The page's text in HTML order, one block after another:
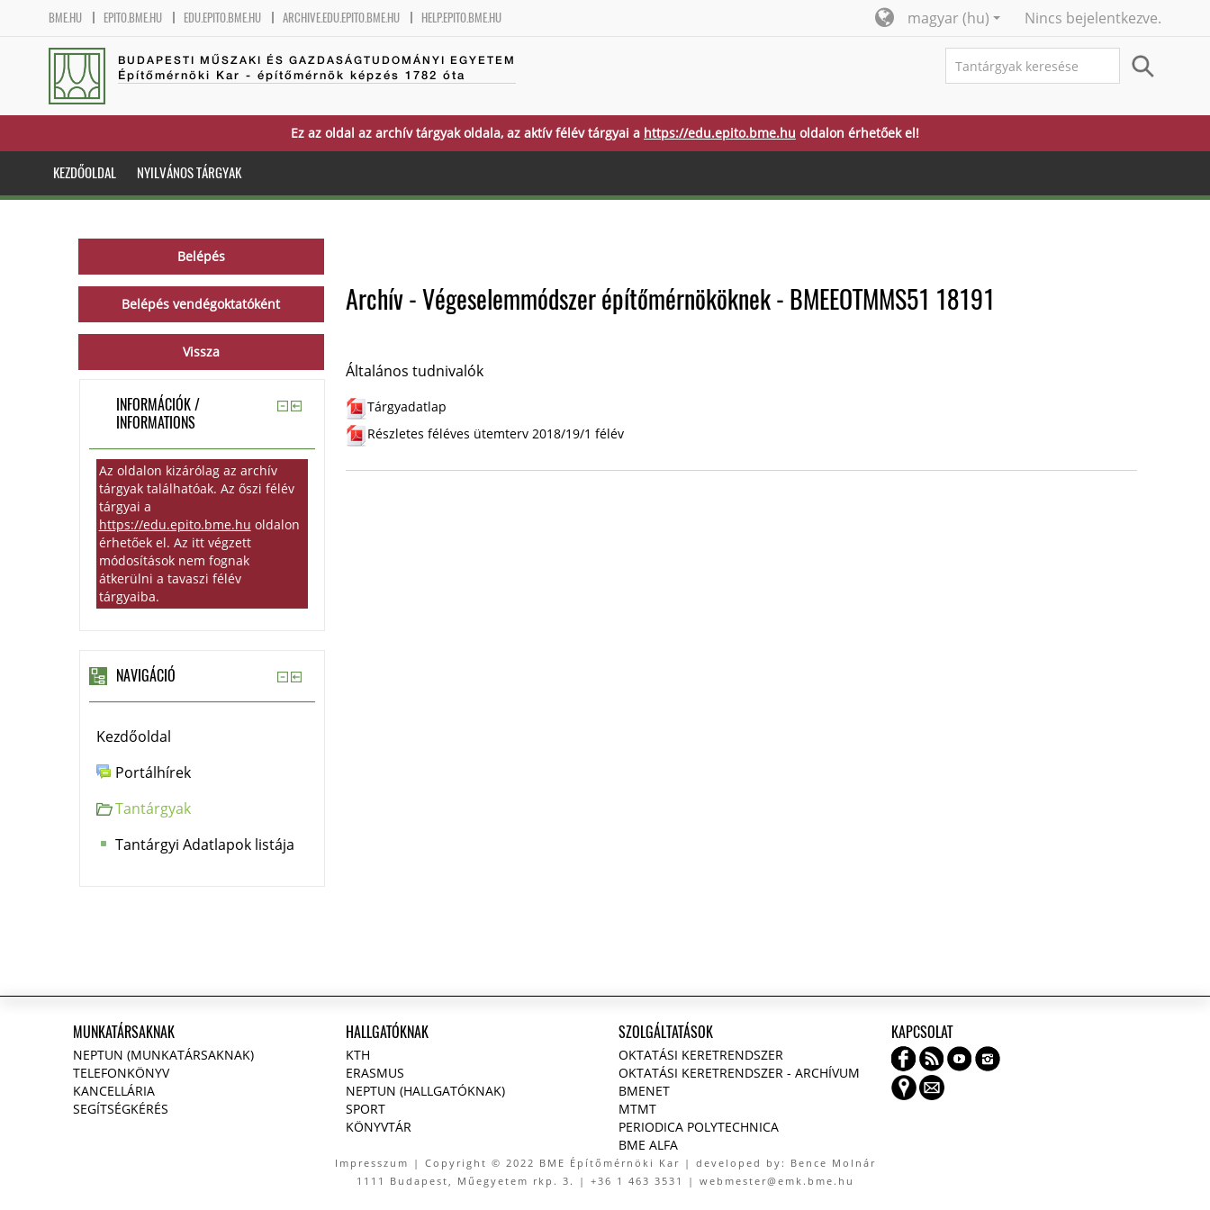
BME.HU EPITO.BME.HU EDU.EPITO.BME.HU ARCHIVE.EDU.EPITO.BME.HU HELP.EPITO.BME.HU Nincs bejelentkezve.
magyar ‎(hu)‎
BUDAPESTI MŰSZAKI ÉS GAZDASÁGTUDOMÁNYI EGYETEM
Építőmérnöki Kar - építőmérnök képzés 1782 óta
Ez az oldal az archív tárgyak oldala, az aktív félév tárgyai a https://edu.epito.bme.hu oldalon érhetőek el!
KEZDŐOLDAL NYILVÁNOS TÁRGYAK
INFORMÁCIÓK /
INFORMATIONS
Az oldalon kizárólag az archív
tárgyak találhatóak. Az őszi félév
tárgyai a
https://edu.epito.bme.hu oldalon
érhetőek el. Az itt végzett
módosítások nem fognak
átkerülni a tavaszi félév
tárgyaiba.
NAVIGÁCIÓ
Kezdőoldal
Portálhírek
Tantárgyak
Tantárgyi Adatlapok listája
Archív - Végeselemmódszer építőmérnököknek - BMEEOTMMS51 18191
Általános tudnivalók
Tárgyadatlap
Részletes féléves ütemterv 2018/19/1 félév
MUNKATÁRSAKNAK
NEPTUN (MUNKATÁRSAKNAK)
TELEFONKÖNYV
KANCELLÁRIA
SEGÍTSÉGKÉRÉS
HALLGATÓKNAK
KTH
ERASMUS
NEPTUN (HALLGATÓKNAK)
SPORT
KÖNYVTÁR
SZOLGÁLTATÁSOK
OKTATÁSI KERETRENDSZER
OKTATÁSI KERETRENDSZER - ARCHÍVUM
BMENET
MTMT
PERIODICA POLYTECHNICA
BME ALFA
KAPCSOLAT
Impresszum | Copyright © 2022 BME Építőmérnöki Kar | developed by: Bence Molnár
1111 Budapest, Műegyetem rkp. 3. | +36 1 463 3531 | webmester@emk.bme.hu